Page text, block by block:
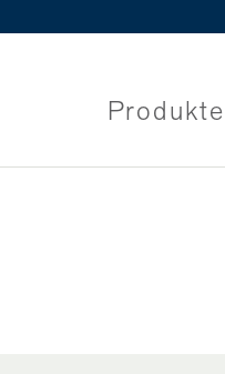
Produkte